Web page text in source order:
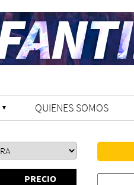
QUIENES SOMOS
PRECIO